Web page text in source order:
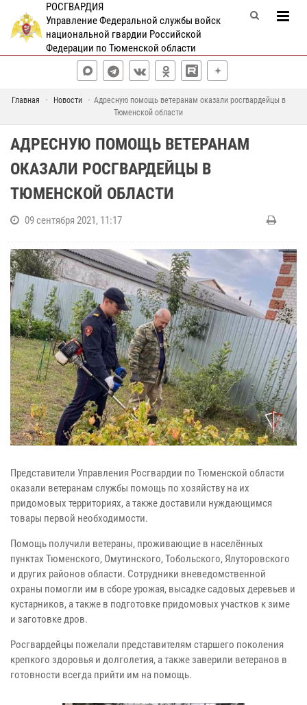
РОСГВАРДИЯ
Управление Федеральной службы войск
национальной гвардии Российской
Федерации по Тюменской области
Главная Новости
Адресную помощь ветеранам оказали росгвардейцы в
Тюменской области
АДРЕСНУЮ ПОМОЩЬ ВЕТЕРАНАМ
ОКАЗАЛИ РОСГВАРДЕЙЦЫ В
ТЮМЕНСКОЙ ОБЛАСТИ
09 сентября 2021, 11:17
Представители Управления Росгвардии по Тюменской области
оказали ветеранам службы помощь по хозяйству на их
придомовых территориях, а также доставили нуждающимся
товары первой необходимости.
Помощь получили ветераны, проживающие в населённых
пунктах Тюменского, Омутинского, Тобольского, Ялуторовского
и других районов области. Сотрудники вневедомственной
охраны помогли им в сборе урожая, высадке садовых деревьев и
кустарников, а также в подготовке придомовых участков к зиме
и заготовке дров.
Росгвардейцы пожелали представителям старшего поколения
крепкого здоровья и долголетия, а также заверили ветеранов в
готовности всегда прийти им на помощь.